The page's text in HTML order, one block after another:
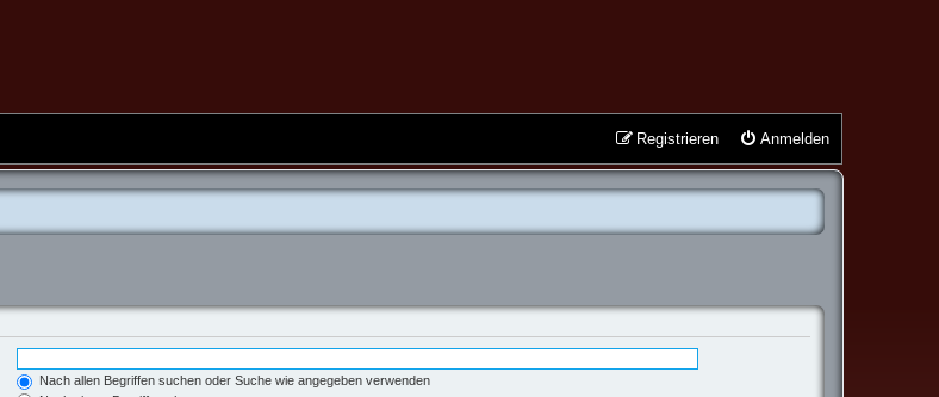
Anmelden
Registrieren
Nach allen Begriffen suchen oder Suche wie angegeben verwenden